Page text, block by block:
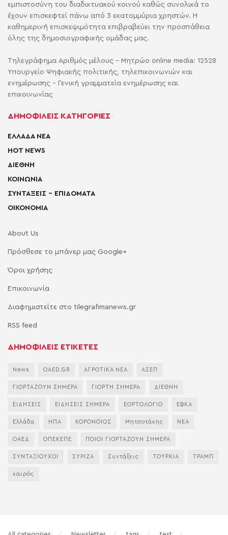
εμπιστοσύνη του διαδικτυακού κοινού καθώς συνολικά το
έχουν επισκεφτεί πάνω από 3 εκατομμύρια χρηστών. Η
καθημερινή επισκεψιμότητα επιβραβεύει την προσπάθεια
όλης της δημοσιογραφικής ομάδας μας.
Τηλεγράφημα Αριθμός μέλους - Μητρώο online media: 12528
Υπουργείο Ψηφιακής πολιτικής, τηλεπικοινωνιών και
ενημέρωσης - Γενική γραμματεία ενημέρωσης και
επικοινωνίας
ΔΗΜΟΦΙΛΕΙΣ ΚΑΤΗΓΟΡΙΕΣ
ΕΛΛΑΔΑ ΝΕΑ
HOT NEWS
ΔΙΕΘΝΗ
ΚΟΙΝΩΝΙΑ
ΣΥΝΤΑΞΕΙΣ – ΕΠΙΔΟΜΑΤΑ
ΟΙΚΟΝΟΜΙΑ
About Us
Πρόσθεσε το μπάνερ μας Google+
Όροι χρήσης
Επικοινωνία
Διαφημιστείτε στο tilegrafimanews.gr
RSS feed
ΔΗΜΟΦΙΛΕΙΣ ΕΤΙΚΕΤΕΣ
News OAED.GR ΑΓΡΟΤΙΚΑ ΝΕΑ ΑΣΕΠ
ΓΙΟΡΤΑΖΟΥΝ ΣΗΜΕΡΑ ΓΙΟΡΤΗ ΣΗΜΕΡΑ ΔΙΕΘΝΗ
ΕΙΔΗΣΕΙΣ ΕΙΔΗΣΕΙΣ ΣΗΜΕΡΑ ΕΟΡΤΟΛΟΓΙΟ ΕΦΚΑ
Ελλάδα ΗΠΑ ΚΟΡΟΝΟΙΟΣ Μητσοτάκης ΝΕΑ
ΟΑΕΔ ΟΠΕΚΕΠΕ ΠΟΙΟΙ ΓΙΟΡΤΑΖΟΥΝ ΣΗΜΕΡΑ
ΣΥΝΤΑΞΙΟΥΧΟΙ ΣΥΡΙΖΑ Συντάξεις ΤΟΥΡΚΙΑ ΤΡΑΜΠ
καιρός